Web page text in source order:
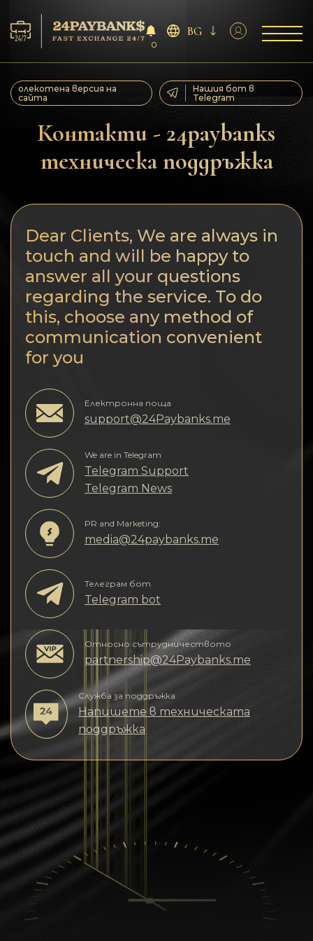
Услуга
Резерва
За партньорите
Отзиви
Правила
AML/CFT
Поверителност
Контакти
Wiki
FAQ
Репутация
Карта на сайта
0
BG
Контакти - 24paybanks
техническа поддръжка
олекотена версия на
сайта
Нашия бот в
Telegram
Dear Clients, We are always in
touch and will be happy to
answer all your questions
regarding the service. To do
this, choose any method of
communication convenient
for you
Електронна поща
support@24Paybanks.me
We are in Telegram
Telegram Support
Telegram News
PR and Marketing:
media@24paybanks.me
Телеграм бот
Telegram bot
Относно сътрудничеството
partnership@24Paybanks.me
Служба за поддръжка
Напишете в техническата
поддръжка